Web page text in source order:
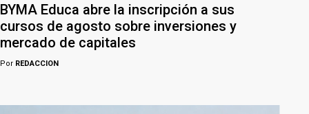
BYMA Educa abre la inscripción a sus
cursos de agosto sobre inversiones y
mercado de capitales
Por REDACCION